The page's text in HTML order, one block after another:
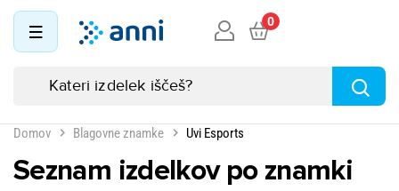
0
Domov Blagovne znamke Uvi Esports
Seznam izdelkov po znamki